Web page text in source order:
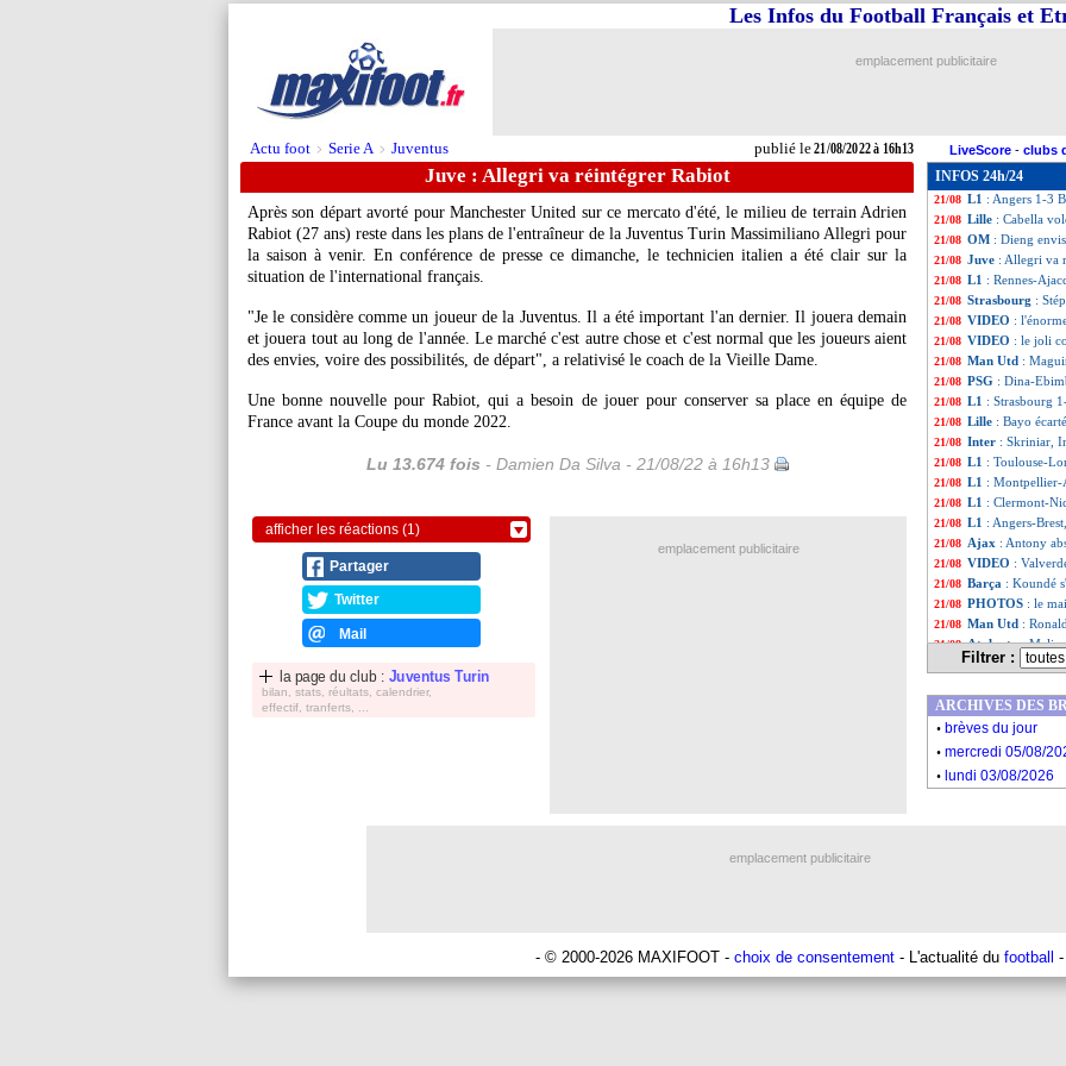
Actu foot > Serie A > Juventus publié le21/08/2022 à 16h13
Les Infos du Football Français et
emplacement publicitaire
LiveScore - clubs
Juve : Allegri va réintégrer Rabiot
Après son départ avorté pour Manchester United sur ce mercato d'été, le milieu de terrain Adrien
Rabiot (27 ans) reste dans les plans de l'entraîneur de la Juventus Turin Massimiliano Allegri pour
la saison à venir. En conférence de presse ce dimanche, le technicien italien a été clair sur la
situation de l'international français.
"Je le considère comme un joueur de la Juventus. Il a été important l'an dernier. Il jouera demain
et jouera tout au long de l'année. Le marché c'est autre chose et c'est normal que les joueurs aient
des envies, voire des possibilités, de départ", a relativisé le coach de la Vieille Dame.
Une bonne nouvelle pour Rabiot, qui a besoin de jouer pour conserver sa place en équipe de
France avant la Coupe du monde 2022.
Lu 13.674 fois - Damien Da Silva - 21/08/22 à 16h13
afficher les réactions (1)
Partager
Twitter
Mail
la page du club : Juventus Turin
bilan, stats, réultats, calendrier,
effectif, tranferts, ...
INFOS 24h/24
21/08 Lazio: Acerbi en
21/08 Man Utd
21/08 Ang.: le
21/08 L1: Clermont 1-
21/08 L1 : Angers 1-3
21/08 Lille : Cabella
21/08 OM : Dieng
21/08 Juve : Allegri va
21/08 L1 : Rennes-
21/08 Strasbourg :
21/08 VIDEO :
21/08 VIDEO : le joli
21/08 Man Utd :
21/08 PSG : Dina-
21/08 L1 : Strasbourg
21/08 Lille : Bayo
21/08 Inter : Skriniar,
21/08 L1 : Toulouse-
21/08 L1 : Montpellier-
21/08 L1 : Clermont-
21/08 L1 : Angers-
21/08 Ajax : Antony
21/08 VIDEO :
21/08 Barça : Koundé
21/08 PHOTOS : le
21/08 Man Utd :
21/08 Atalanta:
L1: Strasbourg-
21/08 Man City: une
21/08 OM: Sanchez et
Juve: des
21/08 Barça: Koundé
Filtrer :
emplacement publicitaire
ARCHIVES DES
. brèves du jour
. mercredi 05/08/
. lundi 03/08/2026
emplacement publicitaire
- © 2000-2026 MAXIFOOT - choix de consentement - L'actualité du football -